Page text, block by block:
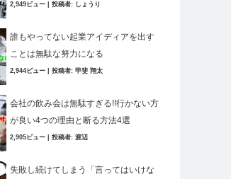
2,949ビュー 投稿者: しょうり
誰もやってない起業アイディアを出す
ことは無駄な努力になる
2,944ビュー 投稿者: 甲斐 翔太
会社の飲み会は無駄すぎる!!行かない方
が良い4つの理由と断る方法4選
2,905ビュー 投稿者: 渡辺
失敗し続けてしまう「言ってはいけな